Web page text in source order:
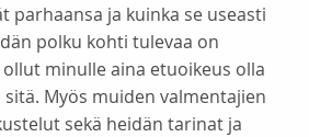
parhaansa ja kuinka se useasti
polku kohti tulevaa on
minulle aina etuoikeus olla
Myös muiden valmentajien
sekä heidän tarinat ja